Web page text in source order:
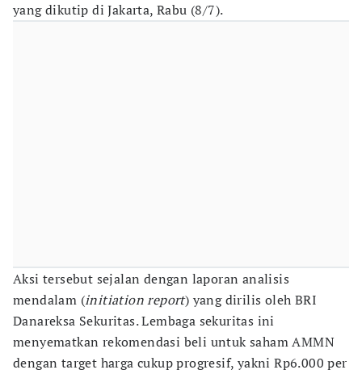
yang dikutip di Jakarta, Rabu (8/7).
Aksi tersebut sejalan dengan laporan analisis
mendalam (initiation report) yang dirilis oleh BRI
Danareksa Sekuritas. Lembaga sekuritas ini
menyematkan rekomendasi beli untuk saham AMMN
dengan target harga cukup progresif, yakni Rp6.000 per